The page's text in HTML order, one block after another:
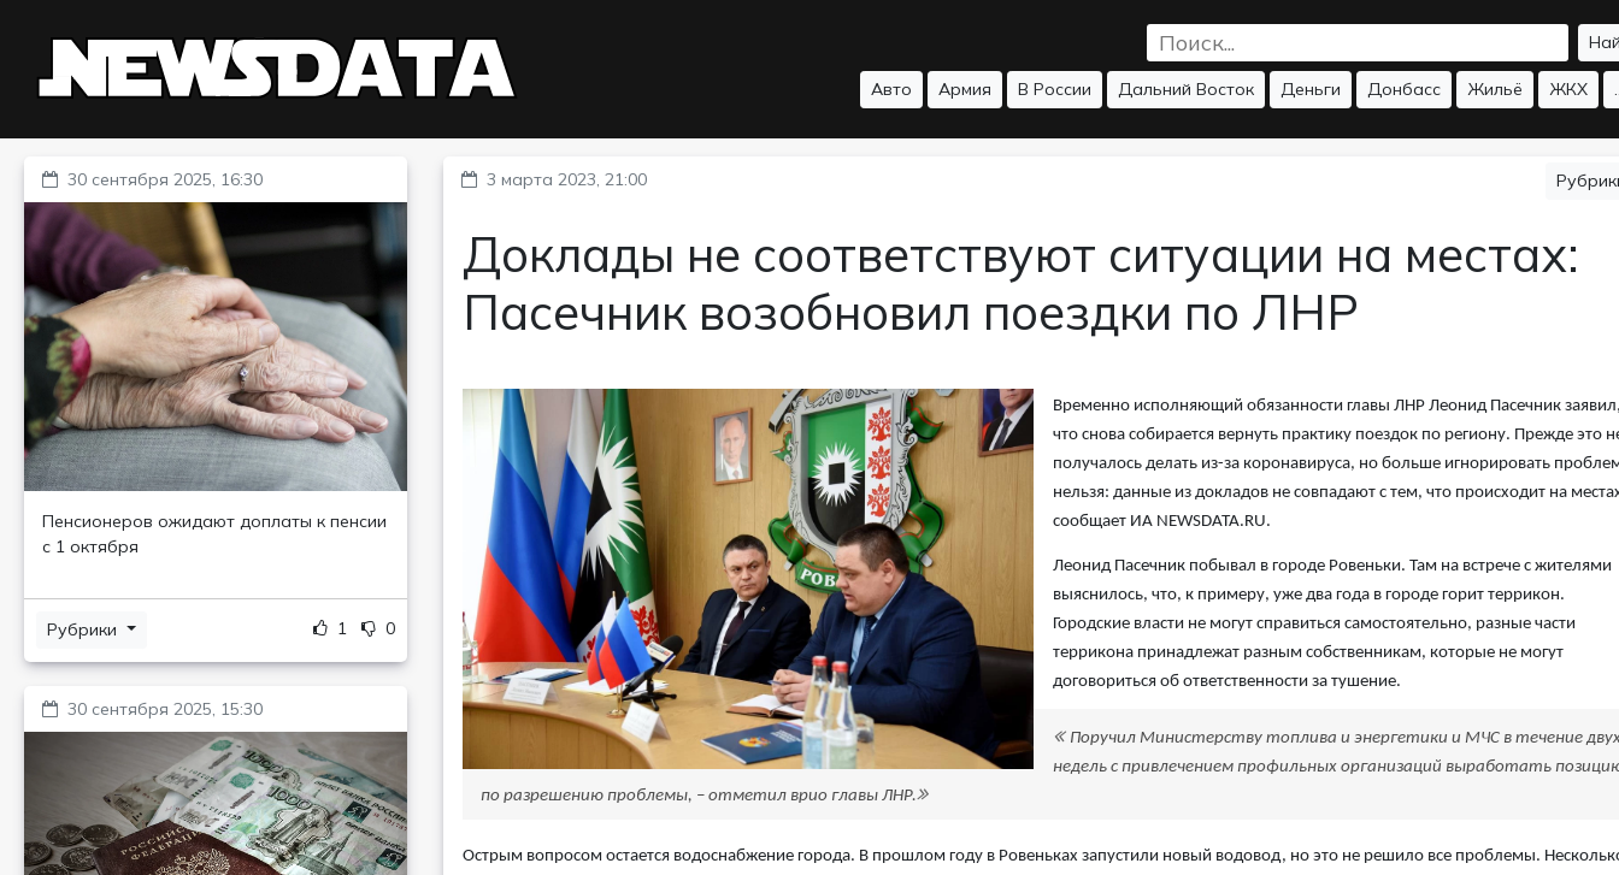
Авто Армия В России Дальний Восток Деньги Донбасс Жильё ЖКХ
30 сентября 2025, 16:30
Пенсионеров ожидают доплаты к пенсии
с 1 октября
Рубрики 1 0
30 сентября 2025, 15:30
3 марта 2023, 21:00
Доклады не соответствуют ситуации на местах:
Пасечник возобновил поездки по ЛНР
Временно исполняющий обязанности главы ЛНР Леонид Пасечник
что снова собирается вернуть практику поездок по региону. Прежде это
получалось делать из-за коронавируса, но больше игнорировать
нельзя: данные из докладов не совпадают с тем, что происходит на
сообщает ИА NEWSDATA.RU.
Леонид Пасечник побывал в городе Ровеньки. Там на встрече с жителями
выяснилось, что, к примеру, уже два года в городе горит террикон.
Городские власти не могут справиться самостоятельно, разные части
террикона принадлежат разным собственникам, которые не могут
договориться об ответственности за тушение.
Поручил Министерству топлива и энергетики и МЧС в течение
недель с привлечением профильных организаций выработать
по разрешению проблемы, – отметил врио главы ЛНР.
Острым вопросом остается водоснабжение города. В прошлом году в Ровеньках запустили новый водовод, но это не решило все проблемы.